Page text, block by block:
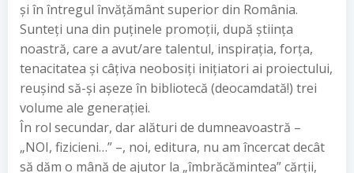
și în întregul învățământ superior din România.
Sunteți una din puținele promoții, după știința
noastră, care a avut/are talentul, inspirația, forța,
tenacitatea și câțiva neobosiți inițiatori ai proiectului,
reușind să-și așeze în bibliotecă (deocamdată!) trei
volume ale generației.
În rol secundar, dar alături de dumneavoastră –
„NOI, fizicieni…” –, noi, editura, nu am încercat decât
să dăm o mână de ajutor la „îmbrăcămintea” cărții,